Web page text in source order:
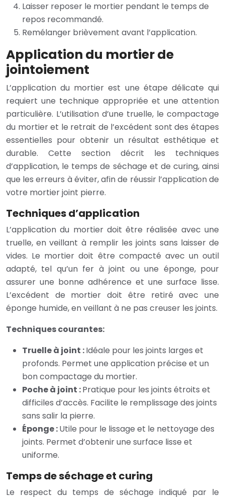
Laisser reposer le mortier pendant le temps de
repos recommandé.
Remélanger brièvement avant l’application.
Application du mortier de
jointoiement
L’application du mortier est une étape délicate qui
requiert une technique appropriée et une attention
particulière. L’utilisation d’une truelle, le compactage
du mortier et le retrait de l’excédent sont des étapes
essentielles pour obtenir un résultat esthétique et
durable. Cette section décrit les techniques
d’application, le temps de séchage et de curing, ainsi
que les erreurs à éviter, afin de réussir l’application de
votre mortier joint pierre.
Techniques d’application
L’application du mortier doit être réalisée avec une
truelle, en veillant à remplir les joints sans laisser de
vides. Le mortier doit être compacté avec un outil
adapté, tel qu’un fer à joint ou une éponge, pour
assurer une bonne adhérence et une surface lisse.
L’excédent de mortier doit être retiré avec une
éponge humide, en veillant à ne pas creuser les joints.
Techniques courantes:
Truelle à joint :Idéale pour les joints larges et
profonds. Permet une application précise et un
bon compactage du mortier.
Poche à joint :Pratique pour les joints étroits et
difficiles d’accès. Facilite le remplissage des joints
sans salir la pierre.
Éponge :Utile pour le lissage et le nettoyage des
joints. Permet d’obtenir une surface lisse et
uniforme.
Temps de séchage et curing
Le respect du temps de séchage indiqué par le